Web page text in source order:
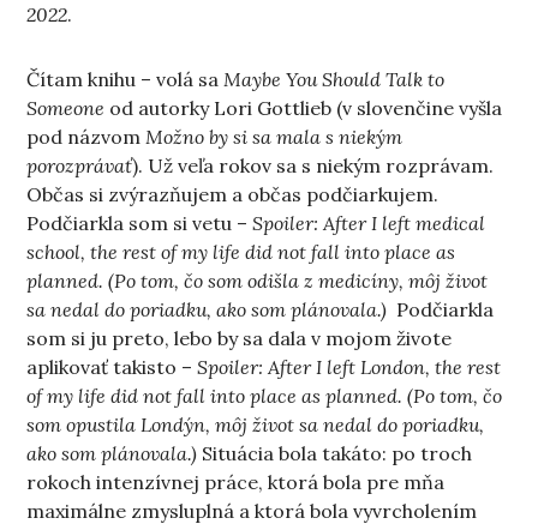
2022.
Čítam knihu – volá sa Maybe You Should Talk to
Someone od autorky Lori Gottlieb (v slovenčine vyšla
pod názvom Možno by si sa mala s niekým
porozprávať). Už veľa rokov sa s niekým rozprávam.
Občas si zvýrazňujem a občas podčiarkujem.
Podčiarkla som si vetu –Spoiler: After I left medical
school, the rest of my life did not fall into place as
planned. (Po tom, čo som odišla z medicíny, môj život
sa nedal do poriadku, ako som plánovala.) Podčiarkla
som si ju preto, lebo by sa dala v mojom živote
aplikovať takisto –Spoiler: After I left London, the rest
of my life did not fall into place as planned. (Po tom, čo
som opustila Londýn, môj život sa nedal do poriadku,
ako som plánovala.) Situácia bola takáto: po troch
rokoch intenzívnej práce, ktorá bola pre mňa
maximálne zmysluplná a ktorá bola vyvrcholením